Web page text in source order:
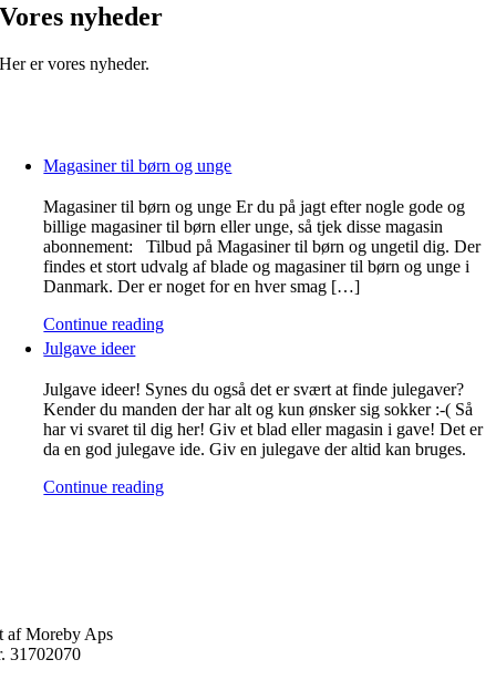
Vores nyheder
Her er vores nyheder.
Magasiner til børn og unge
Magasiner til børn og unge Er du på jagt efter nogle gode og
billige magasiner til børn eller unge, så tjek disse magasin
abonnement: Tilbud på Magasiner til børn og ungetil dig. Der
findes et stort udvalg af blade og magasiner til børn og unge i
Danmark. Der er noget for en hver smag […]
Continue reading
Julgave ideer
Julgave ideer! Synes du også det er svært at finde julegaver?
Kender du manden der har alt og kun ønsker sig sokker :-( Så
har vi svaret til dig her! Giv et blad eller magasin i gave! Det er
da en god julegave ide. Giv en julegave der altid kan bruges.
Continue reading
af Moreby Aps
31702070